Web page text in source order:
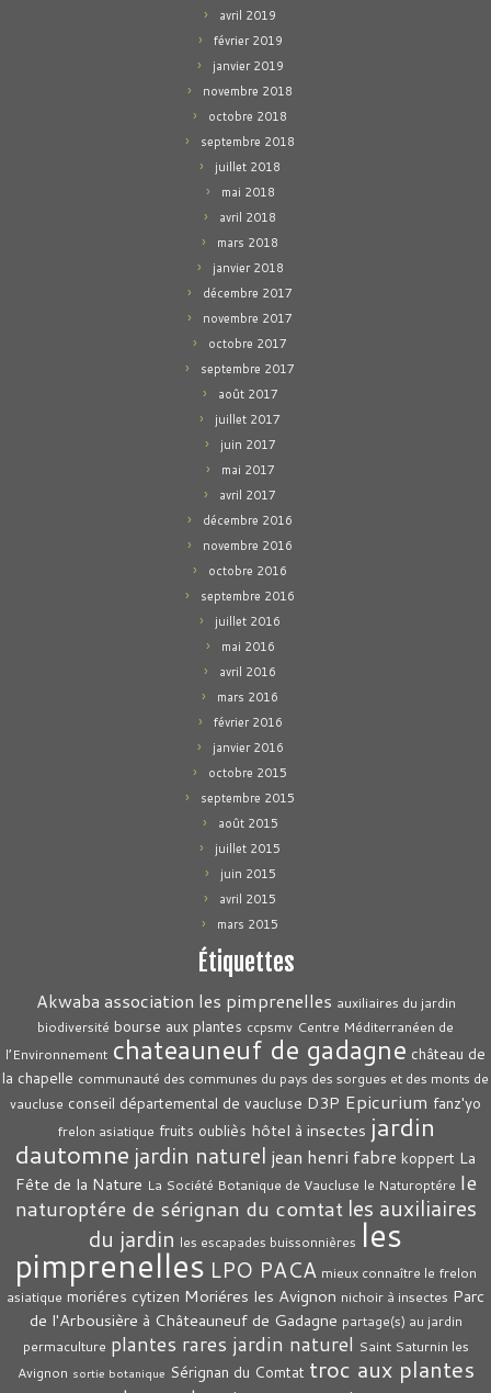
avril 2019
février 2019
janvier 2019
novembre 2018
octobre 2018
septembre 2018
juillet 2018
mai 2018
avril 2018
mars 2018
janvier 2018
décembre 2017
novembre 2017
octobre 2017
septembre 2017
août 2017
juillet 2017
juin 2017
mai 2017
avril 2017
décembre 2016
novembre 2016
octobre 2016
septembre 2016
juillet 2016
mai 2016
avril 2016
mars 2016
février 2016
janvier 2016
octobre 2015
septembre 2015
août 2015
juillet 2015
juin 2015
avril 2015
mars 2015
Étiquettes
Akwaba association les pimprenelles auxiliaires du jardin
biodiversité bourse aux plantes ccpsmv Centre Méditerranéen de
l’Environnement chateauneuf de gadagne château de
la chapelle communauté des communes du pays des sorgues et des monts de
vaucluse conseil départemental de vaucluse D3P Epicurium fanz'yo
frelon asiatique fruits oubliès hôtel à insectes jardin
dautomne jardin naturel jean henri fabre koppert La
Fête de la Nature La Société Botanique de Vaucluse le Naturoptére le
naturoptére de sérignan du comtat les auxiliaires
du jardin les escapades buissonnières les
pimprenelles LPO PACA mieux connaître le frelon
asiatique moriéres cytizen Moriéres les Avignon nichoir à insectes Parc
de l'Arbousière à Châteauneuf de Gadagne partage(s) au jardin
permaculture plantes rares jardin naturel Saint Saturnin les
Avignon sortie botanique Sérignan du Comtat troc aux plantes